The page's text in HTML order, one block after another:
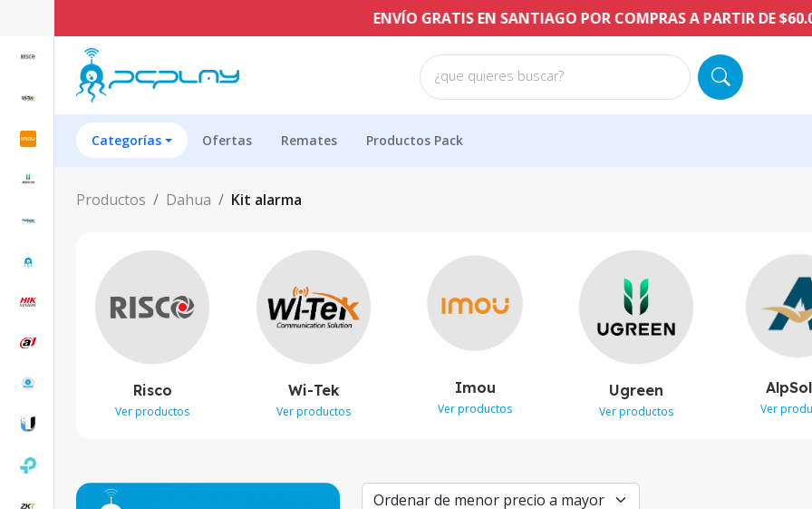
ENVÍO GRATIS EN SANTIAGO POR COMPRAS A PARTIR DE $60.000 CLP
¿que quieres buscar?
Categorías Ofertas Remates Productos Pack
Productos Dahua Kit alarma
Risco
Ver productos
Wi-Tek
Ver productos
Imou
Ver productos
Ugreen
Ver productos Ver